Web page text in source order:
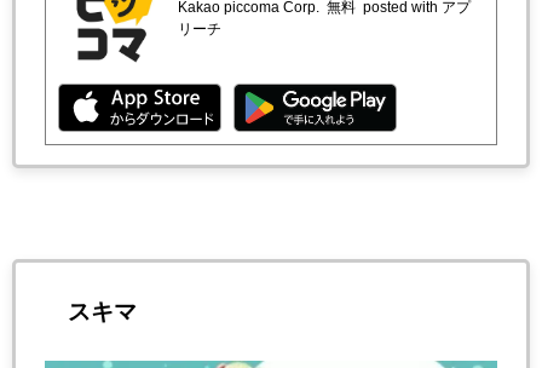
Kakao piccoma Corp. 無料 posted with アプ
リーチ
スキマ